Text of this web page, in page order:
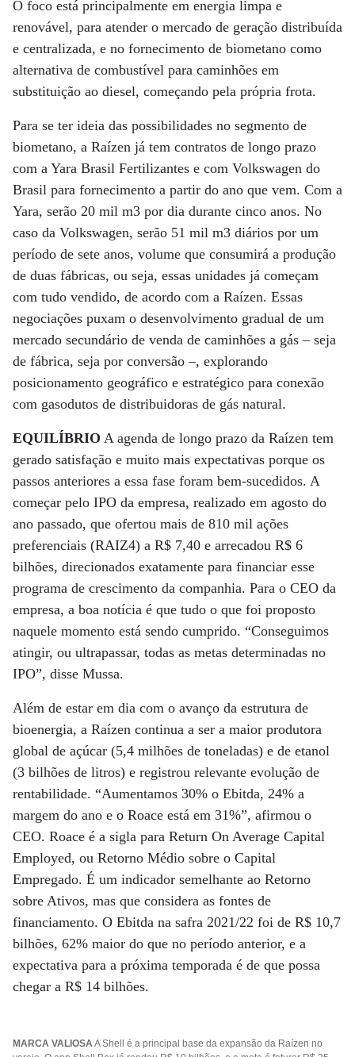
O foco está principalmente em energia limpa e
renovável, para atender o mercado de geração distribuída
e centralizada, e no fornecimento de biometano como
alternativa de combustível para caminhões em
substituição ao diesel, começando pela própria frota.
Para se ter ideia das possibilidades no segmento de
biometano, a Raízen já tem contratos de longo prazo
com a Yara Brasil Fertilizantes e com Volkswagen do
Brasil para fornecimento a partir do ano que vem. Com a
Yara, serão 20 mil m3 por dia durante cinco anos. No
caso da Volkswagen, serão 51 mil m3 diários por um
período de sete anos, volume que consumirá a produção
de duas fábricas, ou seja, essas unidades já começam
com tudo vendido, de acordo com a Raízen. Essas
negociações puxam o desenvolvimento gradual de um
mercado secundário de venda de caminhões a gás – seja
de fábrica, seja por conversão –, explorando
posicionamento geográfico e estratégico para conexão
com gasodutos de distribuidoras de gás natural.
EQUILÍBRIO A agenda de longo prazo da Raízen tem
gerado satisfação e muito mais expectativas porque os
passos anteriores a essa fase foram bem-sucedidos. A
começar pelo IPO da empresa, realizado em agosto do
ano passado, que ofertou mais de 810 mil ações
preferenciais (RAIZ4) a R$ 7,40 e arrecadou R$ 6
bilhões, direcionados exatamente para financiar esse
programa de crescimento da companhia. Para o CEO da
empresa, a boa notícia é que tudo o que foi proposto
naquele momento está sendo cumprido. “Conseguimos
atingir, ou ultrapassar, todas as metas determinadas no
IPO”, disse Mussa.
Além de estar em dia com o avanço da estrutura de
bioenergia, a Raízen continua a ser a maior produtora
global de açúcar (5,4 milhões de toneladas) e de etanol
(3 bilhões de litros) e registrou relevante evolução de
rentabilidade. “Aumentamos 30% o Ebitda, 24% a
margem do ano e o Roace está em 31%”, afirmou o
CEO. Roace é a sigla para Return On Average Capital
Employed, ou Retorno Médio sobre o Capital
Empregado. É um indicador semelhante ao Retorno
sobre Ativos, mas que considera as fontes de
financiamento. O Ebitda na safra 2021/22 foi de R$ 10,7
bilhões, 62% maior do que no período anterior, e a
expectativa para a próxima temporada é de que possa
chegar a R$ 14 bilhões.
MARCA VALIOSAA Shell é a principal base da expansão da Raízen no